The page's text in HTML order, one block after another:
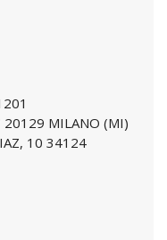
20129 MILANO (MI)
10 34124